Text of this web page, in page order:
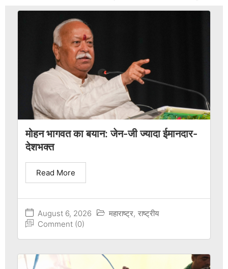
मोहन भागवत का बयान: जेन-जी ज्यादा ईमानदार-
देशभक्त
August 6, 2026 महाराष्ट्र, राष्ट्रीय
Comment (0)
Read More